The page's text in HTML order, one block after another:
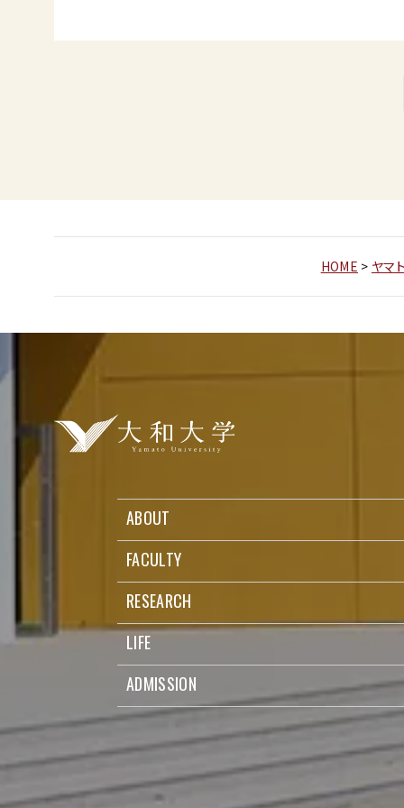
HOME > ヤマ
ABOUT
FACULTY
RESEARCH
LIFE
ADMISSION